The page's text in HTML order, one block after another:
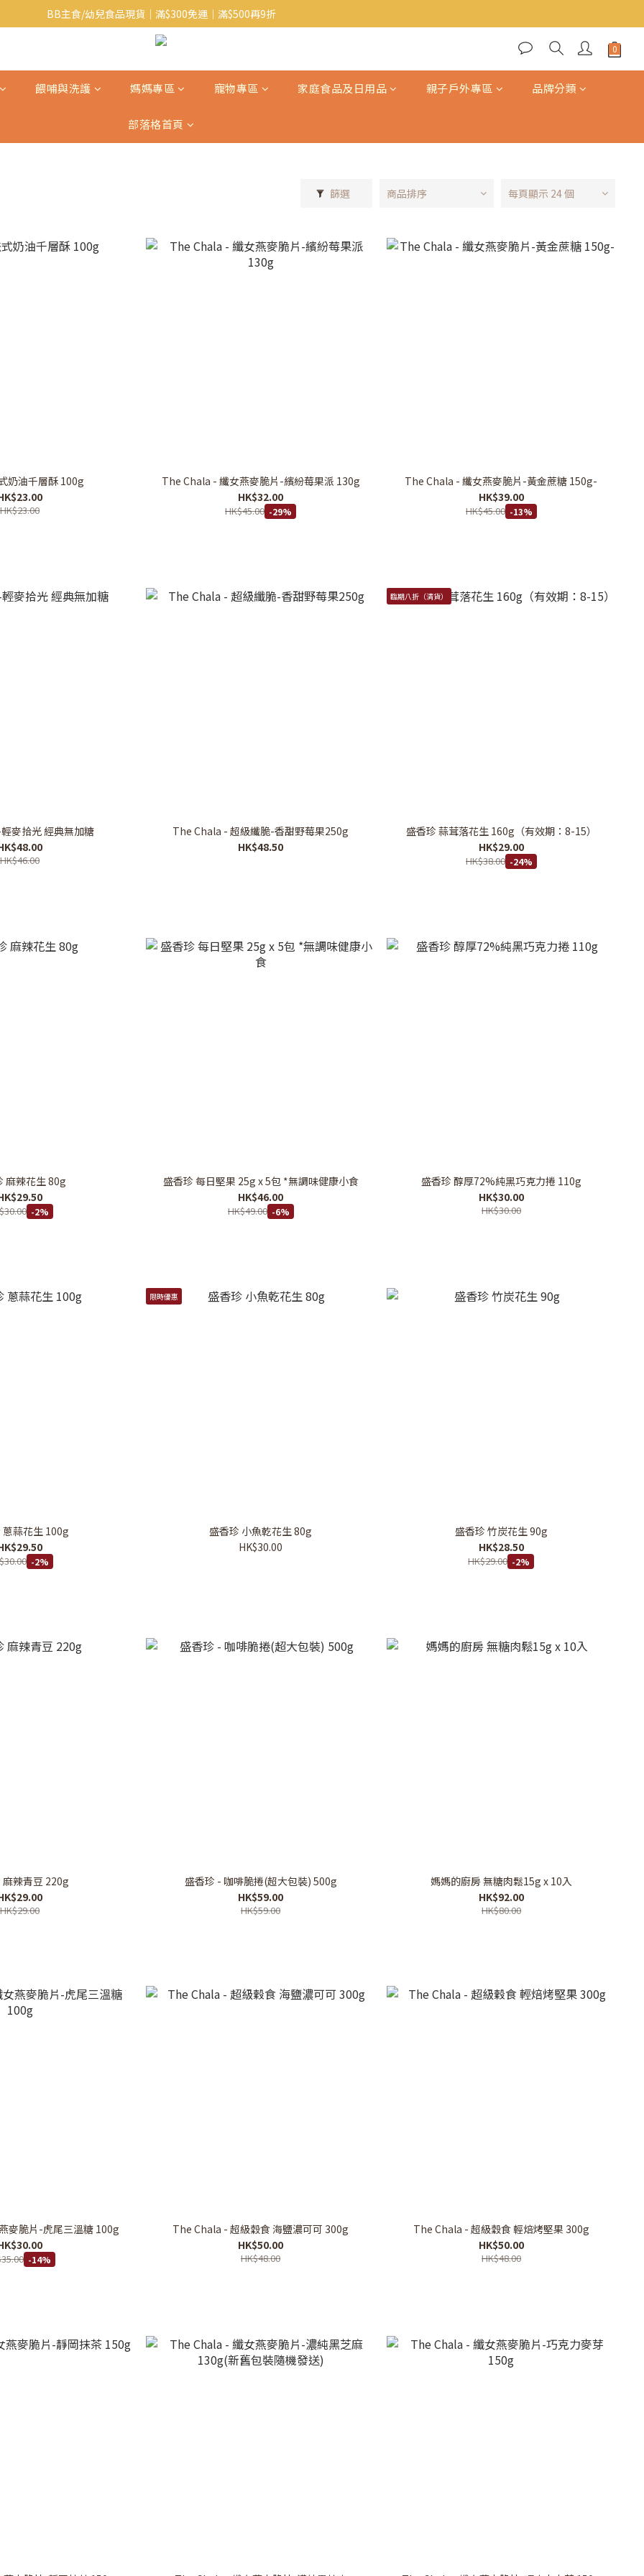
Baby J 意大利有機無麩質動物通粉 清貨平賣中!!
BB主食/幼兒食品現貨｜滿$300免運｜滿$500再9折
Baby J 有機蝴蝶麵熱賣中!
Baby J 意大利有機無麩質動物通粉 清貨平賣中!!
餵哺與洗護 媽媽專區 寵物專區 家庭食品及日用品 親子戶外專區 品牌分類
部落格首頁
篩選 商品排序 每頁顯示 24 個
奶油千層酥 100g
HK$23.00
The Chala - 纖女燕麥脆片-繽紛莓果派 130g
HK$32.00
HK$45.00 -29%
The Chala - 纖女燕麥脆片-黃金蔗糖 150g-
HK$39.00
HK$45.00 -13%
麥拾光 經典無加糖
HK$46.00
The Chala - 超級纖脆-香甜野莓果250g
HK$48.50
臨期八折（清貨）
盛香珍 蒜茸落花生 160g（有效期：8-15）
HK$29.00
HK$38.00 -24%
麻辣花生 80g
-2%
盛香珍 每日堅果 25g x 5包 *無調味健康小食
HK$46.00
HK$49.00 -6%
盛香珍 醇厚72%純黑巧克力捲 110g
HK$30.00
HK$30.00
蔥蒜花生 100g
-2%
限時優惠
盛香珍 小魚乾花生 80g
HK$30.00
盛香珍 竹炭花生 90g
HK$28.50
HK$29.00 -2%
麻辣青豆 220g
HK$29.00
盛香珍 - 咖啡脆捲(超大包裝) 500g
HK$59.00
HK$59.00
媽媽的廚房 無糖肉鬆15g x 10入
HK$92.00
HK$80.00
- 纖女燕麥脆片-虎尾三溫糖 100g
-14%
The Chala - 超級穀食 海鹽濃可可 300g
HK$50.00
HK$48.00
The Chala - 超級穀食 輕焙烤堅果 300g
HK$50.00
HK$48.00